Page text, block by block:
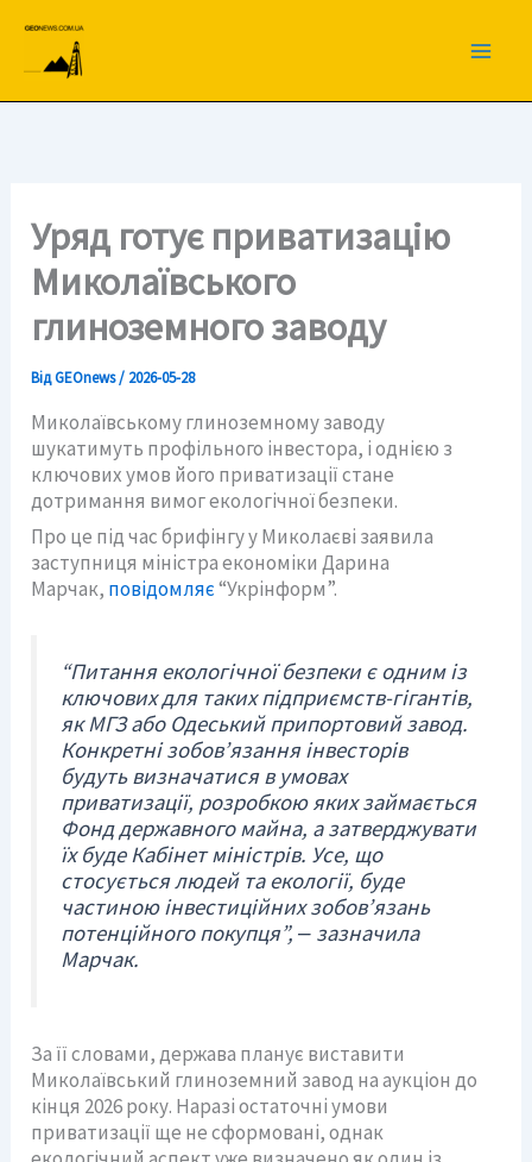
вмісту
Уряд готує приватизацію
Миколаївського
глиноземного заводу
ВідGEOnews/ 2026-05-28
Миколаївському глиноземному заводу
шукатимуть профільного інвестора, і однією з
ключових умов його приватизації стане
дотримання вимог екологічної безпеки.
Про це під час брифінгу у Миколаєві заявила
заступниця міністра економіки Дарина
Марчак, повідомляє“Укрінформ”.
“Питання екологічної безпеки є одним із
ключових для таких підприємств-гігантів,
як МГЗ або Одеський припортовий завод.
Конкретні зобов’язання інвесторів
будуть визначатися в умовах
приватизації, розробкою яких займається
Фонд державного майна, а затверджувати
їх буде Кабінет міністрів. Усе, що
стосується людей та екології, буде
частиною інвестиційних зобов’язань
потенційного покупця”, ‒ зазначила
Марчак.
За її словами, держава планує виставити
Миколаївський глиноземний завод на аукціон до
кінця 2026 року. Наразі остаточні умови
приватизації ще не сформовані, однак